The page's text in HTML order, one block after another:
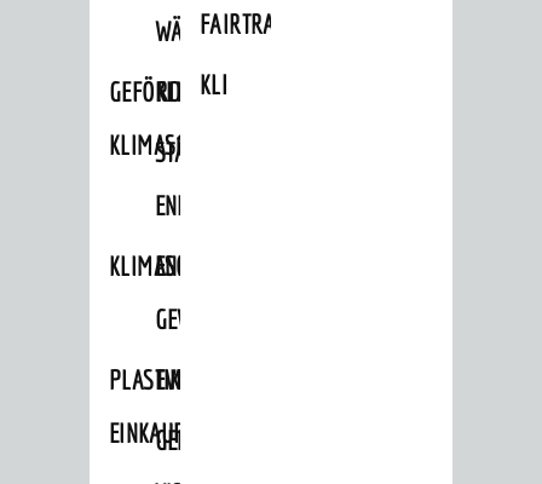
WÄRMEPLANUNG
GEFÖRDERTE
KLIMASCHUTZMASSNAHMEN
KLIMASCHUTZKONZEPT
STÄDTISCHES
ENERGIEMANAGEMENT
KLIMASCHUTZKOMMISSION
ENERGIEKARAWANE
GEWERBE
PLASTIKTÜTENFREIE
EINKAUFSSTADT
EVENTS
GEMEINSAME
FAIRTRADE
KLEIDERTAUSCHBÖRSE